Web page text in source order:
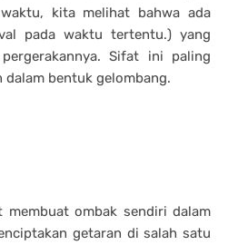
kita melihat bahwa ada
pada waktu tertentu.) yang
Sifat ini paling
bentuk gelombang.
membuat ombak sendiri dalam
getaran di salah satu